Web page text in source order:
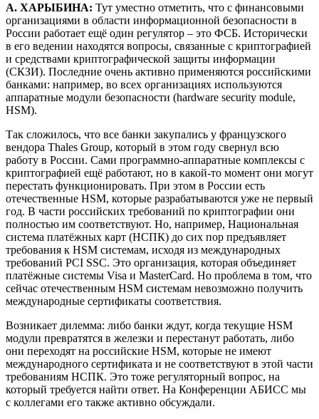
А. ХАРЫБИНА: Тут уместно отметить, что с финансовыми
организациями в области информационной безопасности в
России работает ещё один регулятор – это ФСБ. Исторически
в его ведении находятся вопросы, связанные с криптографией
и средствами криптографической защиты информации
(СКЗИ). Последние очень активно применяются российскими
банками: например, во всех организациях используются
аппаратные модули безопасности (hardware security module,
HSM).
Так сложилось, что все банки закупались у французского
вендора Thales Group, который в этом году свернул всю
работу в России. Сами программно-аппаратные комплексы с
криптографией ещё работают, но в какой-то момент они могут
перестать функционировать. При этом в России есть
отечественные HSM, которые разрабатываются уже не первый
год. В части российских требований по криптографии они
полностью им соответствуют. Но, например, Национальная
система платёжных карт (НСПК) до сих пор предъявляет
требования к HSM системам, исходя из международных
требований PCI SSC. Это организация, которая объединяет
платёжные системы Visa и MasterCard. Но проблема в том, что
сейчас отечественным HSM системам невозможно получить
международные сертификаты соответствия.
Возникает дилемма: либо банки ждут, когда текущие HSM
модули превратятся в железки и перестанут работать, либо
они переходят на российские HSM, которые не имеют
международного сертификата и не соответствуют в этой части
требованиям НСПК. Это тоже регуляторный вопрос, на
который требуется найти ответ. На Конференции АБИСС мы
с коллегами его также активно обсуждали.